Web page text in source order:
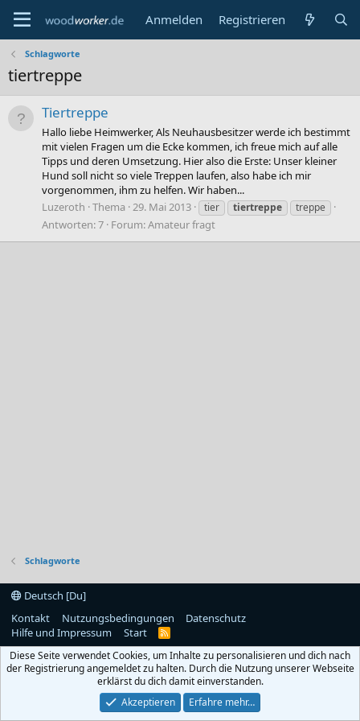
Anmelden Registrieren
Schlagworte
tiertreppe
Tiertreppe
Hallo liebe Heimwerker, Als Neuhausbesitzer werde ich bestimmt
mit vielen Fragen um die Ecke kommen, ich freue mich auf alle
Tipps und deren Umsetzung. Hier also die Erste: Unser kleiner
Hund soll nicht so viele Treppen laufen, also habe ich mir
vorgenommen, ihm zu helfen. Wir haben...
Luzeroth Thema 29. Mai 2013 tier tiertreppe treppe
Antworten: 7 Forum:Amateur fragt
Schlagworte
Deutsch [Du]
Kontakt
Nutzungsbedingungen
Datenschutz
Hilfe und Impressum
Start
R
S
Diese Seite verwendet Cookies, um Inhalte zu personalisieren und dich nach
der Registrierung angemeldet zu halten. Durch die Nutzung unserer Webseite
erklärst du dich damit einverstanden.
Akzeptieren
Erfahre mehr…